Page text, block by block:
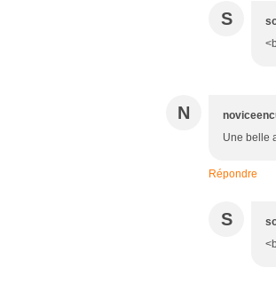
S
N
Une belle
Répondre
S